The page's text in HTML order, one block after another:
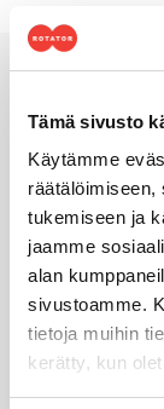
Tämä sivusto
Käytämme
räätälöimiseen,
tukemiseen ja
jaamme
alan
sivustoamme.
tietoja muihin
kerätty, kun